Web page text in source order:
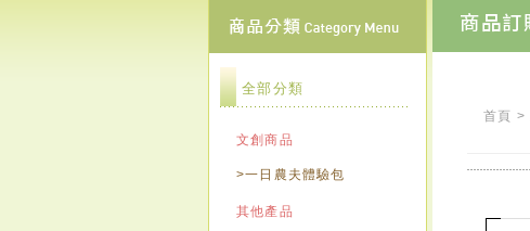
全部分類
文創商品
>一日農夫體驗包
其他產品
首頁 >